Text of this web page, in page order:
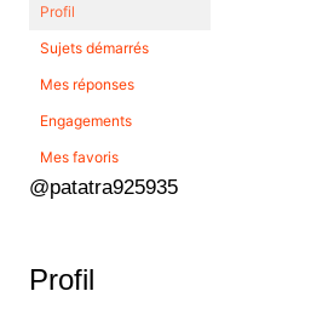
Profil
Sujets démarrés
Mes réponses
Engagements
Mes favoris
@patatra925935
Profil